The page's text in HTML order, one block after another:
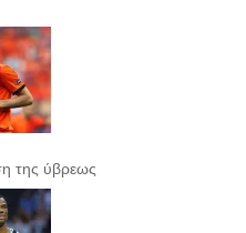
της ύβρεως